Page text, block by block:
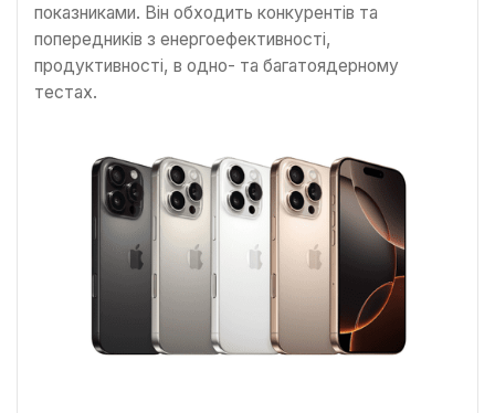
показниками. Він обходить конкурентів та
попередників з енергоефективності,
продуктивності, в одно- та багатоядерному
тестах.